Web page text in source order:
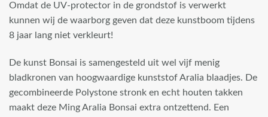
Omdat de UV-protector in de grondstof is verwerkt
kunnen wij de waarborg geven dat deze kunstboom tijdens
8 jaar lang niet verkleurt!
De kunst Bonsai is samengesteld uit wel vijf menig
bladkronen van hoogwaardige kunststof Aralia blaadjes. De
gecombineerde Polystone stronk en echt houten takken
maakt deze Ming Aralia Bonsai extra ontzettend. Een